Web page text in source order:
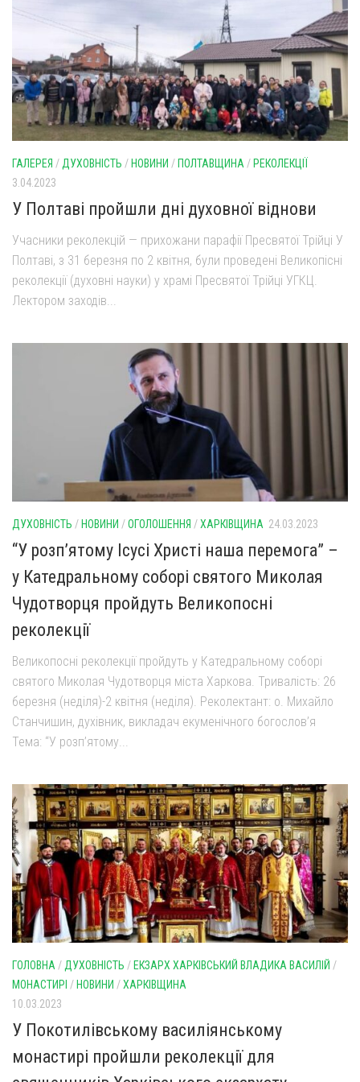
Оголошення
Трансляції
ГАЛЕРЕЯ / ДУХОВНІСТЬ /НОВИНИ /ПОЛТАВЩИНА /РЕКОЛЕКЦІЇ
3.04.2023
У Полтаві пройшли дні духовної віднови
Учасники реколекцій — прихожани парафії Пресвятої Трійці У
Полтаві, з 31 березня по 2 квітня, були проведені Великопісні
реколекції (духовні науки) у храмі Пресвятої Трійці УГКЦ.
Лектором заходів...
ДУХОВНІСТЬ / НОВИНИ /ОГОЛОШЕННЯ /ХАРКІВЩИНА 24.03.2023
“У розп’ятому Ісусі Христі наша перемога” –
у Катедральному соборі святого Миколая
Чудотворця пройдуть Великопосні
реколекції
Великопосні реколекції пройдуть у Катедральному соборі
святого Миколая Чудотворця міста Харкова. Тривалість: 26
березня (неділя)-2 квітня (неділя). Реколектант: о. Михайло
Станчишин, духівник, викладач екуменічного богослов’я
Тема: “У розп’ятому...
ГОЛОВНА / ДУХОВНІСТЬ / ЕКЗАРХ ХАРКІВСЬКИЙ ВЛАДИКА ВАСИЛІЙ /
МОНАСТИРІ / НОВИНИ /ХАРКІВЩИНА
10.03.2023
У Покотилівському василіянському
монастирі пройшли реколекції для